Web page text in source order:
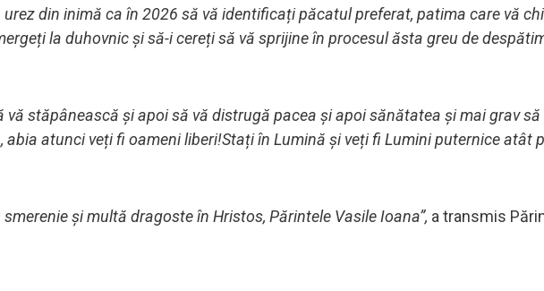
din inimă ca în 2026 să vă identificați păcatul preferat, patima care vă
la duhovnic și să-i cereți să vă sprijine în procesul ăsta greu de
vă stăpânească și apoi să vă distrugă pacea și apoi sănătatea și mai grav
atunci veți fi oameni liberi!Stați în Lumină și veți fi Lumini puternice atât
și multă dragoste în Hristos, Părintele Vasile Ioana”, a transmis